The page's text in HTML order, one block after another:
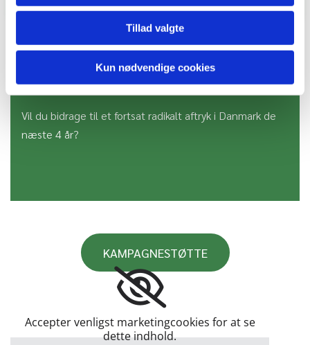
Tillad valgte
Kun nødvendige cookies
FT26
Vil du bidrage til et fortsat radikalt aftryk i Danmark de
næste 4 år?
KAMPAGNESTØTTE
Accepter venligst marketingcookies for at se
dette indhold.